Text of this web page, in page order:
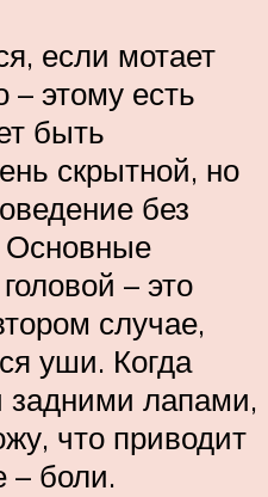
если мотает
– этому есть
быть
скрытной, но
без
Основные
– это
случае,
уши. Когда
задними лапами,
что приводит
– боли.